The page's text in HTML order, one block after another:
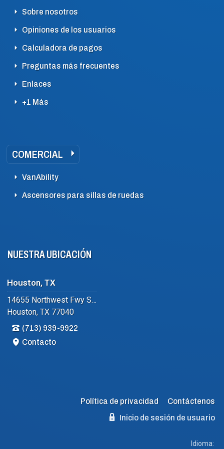
Sobre nosotros
Opiniones de los usuarios
Calculadora de pagos
Preguntas más frecuentes
Enlaces
+1 Más
COMERCIAL
VanAbility
Ascensores para sillas de ruedas
NUESTRA UBICACIÓN
Houston, TX
14655 Northwest Fwy Suite #102
Houston, TX 77040
(713) 939-9922
Contacto
Política de privacidad
Contáctenos
Inicio de sesión de usuario
Idioma: